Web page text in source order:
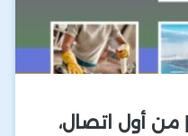
من أول اتصال،